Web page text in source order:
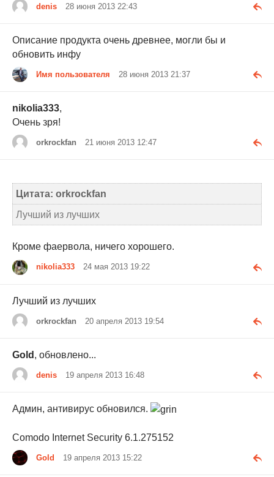
denis 28 июня 2013 22:43
Описание продукта очень древнее, могли бы и
обновить инфу
Имя пользователя 28 июня 2013 21:37
nikolia333,
Очень зря!
orkrockfan 21 июня 2013 12:47
Цитата: orkrockfan
Лучший из лучших
Кроме фаервола, ничего хорошего.
nikolia333 24 мая 2013 19:22
Лучший из лучших
orkrockfan 20 апреля 2013 19:54
Gold , обновлено...
denis 19 апреля 2013 16:48
Админ, антивирус обновился.
Comodo Internet Security 6.1.275152
Gold 19 апреля 2013 15:22